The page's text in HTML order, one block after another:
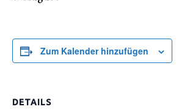
Zum Kalender hinzufügen
DETAILS